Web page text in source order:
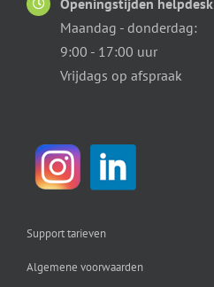
Maandag - donderdag:
9:00 - 17:00 uur
Vrijdags op afspraak
Support tarieven
Algemene voorwaarden